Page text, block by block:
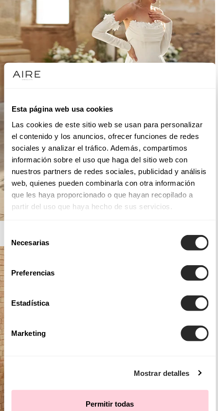
Esta página web usa cookies
Las cookies de este sitio web se usan para personalizar
el contenido y los anuncios, ofrecer funciones de redes
sociales y analizar el tráfico. Además, compartimos
información sobre el uso que haga del sitio web con
nuestros partners de redes sociales, publicidad y análisis
web, quienes pueden combinarla con otra información
que les haya proporcionado o que hayan recopilado a
partir del uso que haya hecho de sus servicios.
de
consentimiento
Necesarias
Preferencias
Estadística
Marketing
Mostrar detalles
Permitir todas